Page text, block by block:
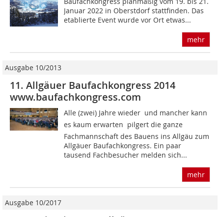
Januar 2022 in Oberstdorf stattfinden. Das
etablierte Event wurde vor Ort etwas...
mehr
Ausgabe 10/2013
11. Allgäuer Baufachkongress 2014
www.baufachkongress.com
Alle (zwei) Jahre wieder  und mancher kann
es kaum erwarten  pilgert die ganze
Fachmannschaft des Bauens ins Allgäu zum
Allgäuer Baufachkongress. Ein paar
tausend Fachbesucher melden sich...
mehr
Ausgabe 10/2017